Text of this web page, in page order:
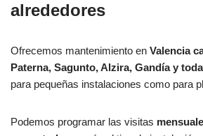
alrededores
Ofrecemos mantenimiento en Valencia
Paterna, Sagunto, Alzira, Gandía y
para pequeñas instalaciones como para
Podemos programar las visitas